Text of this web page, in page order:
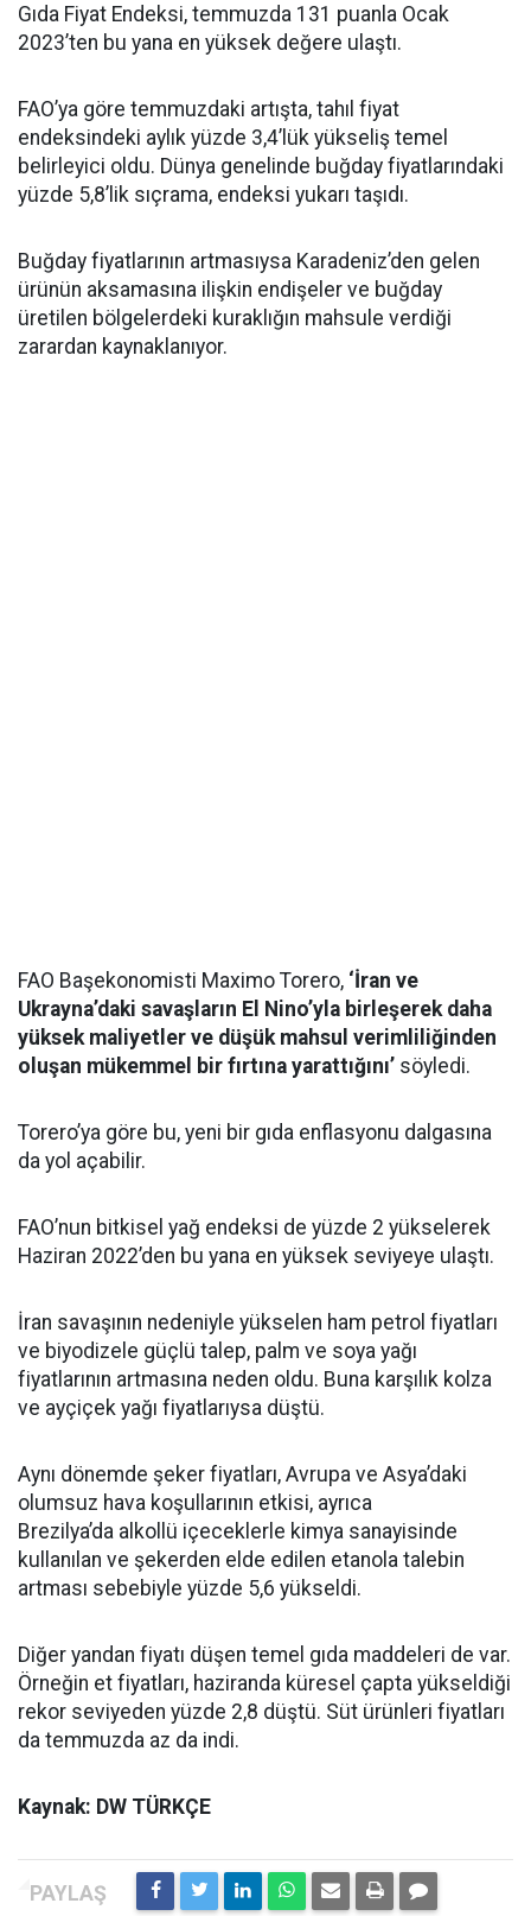
Gıda Fiyat Endeksi, temmuzda 131 puanla Ocak
2023’ten bu yana en yüksek değere ulaştı.
FAO’ya göre temmuzdaki artışta, tahıl fiyat
endeksindeki aylık yüzde 3,4’lük yükseliş temel
belirleyici oldu. Dünya genelinde buğday fiyatlarındaki
yüzde 5,8’lik sıçrama, endeksi yukarı taşıdı.
Buğday fiyatlarının artmasıysa Karadeniz’den gelen
ürünün aksamasına ilişkin endişeler ve buğday
üretilen bölgelerdeki kuraklığın mahsule verdiği
zarardan kaynaklanıyor.
FAO Başekonomisti Maximo Torero, ‘İran ve
Ukrayna’daki savaşların El Nino’yla birleşerek daha
yüksek maliyetler ve düşük mahsul verimliliğinden
oluşan mükemmel bir fırtına yarattığını’ söyledi.
Torero’ya göre bu, yeni bir gıda enflasyonu dalgasına
da yol açabilir.
FAO’nun bitkisel yağ endeksi de yüzde 2 yükselerek
Haziran 2022’den bu yana en yüksek seviyeye ulaştı.
İran savaşının nedeniyle yükselen ham petrol fiyatları
ve biyodizele güçlü talep, palm ve soya yağı
fiyatlarının artmasına neden oldu. Buna karşılık kolza
ve ayçiçek yağı fiyatlarıysa düştü.
Aynı dönemde şeker fiyatları, Avrupa ve Asya’daki
olumsuz hava koşullarının etkisi, ayrıca
Brezilya’da alkollü içeceklerle kimya sanayisinde
kullanılan ve şekerden elde edilen etanola talebin
artması sebebiyle yüzde 5,6 yükseldi.
Diğer yandan fiyatı düşen temel gıda maddeleri de var.
Örneğin et fiyatları, haziranda küresel çapta yükseldiği
rekor seviyeden yüzde 2,8 düştü. Süt ürünleri fiyatları
da temmuzda az da indi.
Kaynak: DW TÜRKÇE